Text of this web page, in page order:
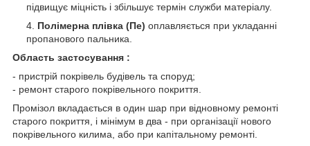
підвищує міцність і збільшує термін служби матеріалу.
Полімерна плівка (Пе) оплавляється при укладанні
пропанового пальника.
Область застосування :
- пристрій покрівель будівель та споруд;
- ремонт старого покрівельного покриття.
Промізол вкладається в один шар при відновному ремонті
старого покриття, і мінімум в два - при організації нового
покрівельного килима, або при капітальному ремонті.